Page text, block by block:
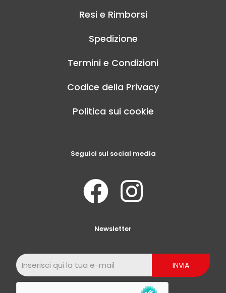
Resi e Rimborsi
Spedizione
Termini e Condizioni
Codice della Privacy
Politica sui cookie
Seguici sui social media
Newsletter